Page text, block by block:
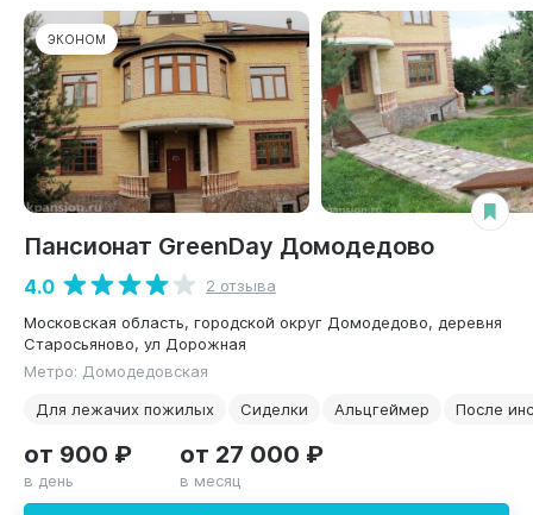
ЭКОНОМ
Пансионат GreenDay Домодедово
4.0
2 отзыва
Московская область, городской округ Домодедово, деревня
Старосьяново, ул Дорожная
Метро: Домодедовская
Для лежачих пожилых
Сиделки Альцгеймер После
от 900 ₽
в день
от 27 000 ₽
в месяц